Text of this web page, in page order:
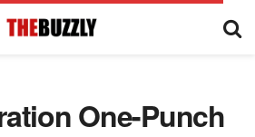
One-Punch